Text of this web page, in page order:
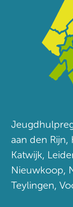
aan den Rijn,
Katwijk,
Nieuwkoop,
Teylingen,